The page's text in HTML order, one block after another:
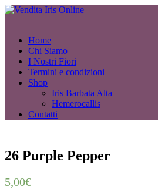
Home
Chi Siamo
I Nostri Fiori
Termini e condizioni
Shop
Iris Barbata Alta
Hemerocallis
Contatti
26 Purple Pepper
5,00€